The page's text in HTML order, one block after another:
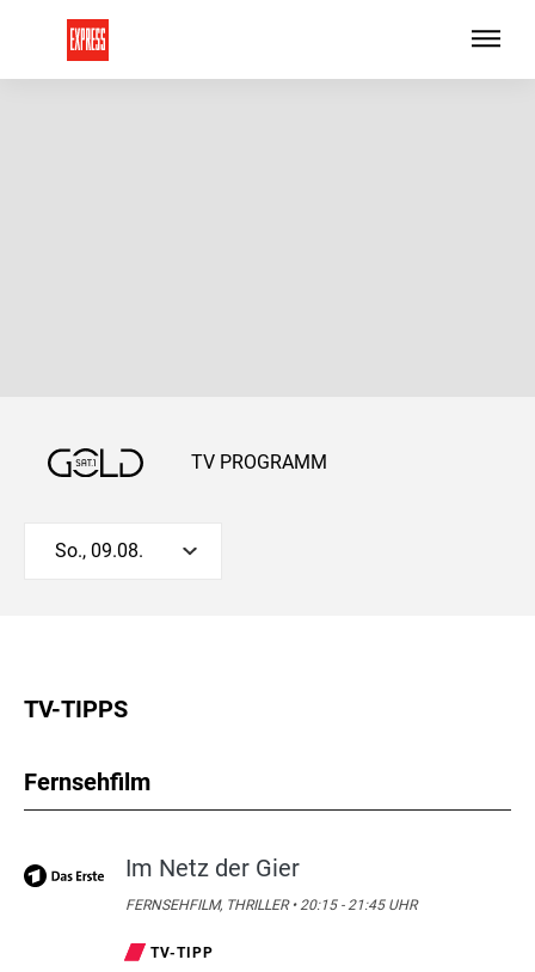
TV PROGRAMM
So., 09.08.
TV-TIPPS
Fernsehfilm
Im Netz der Gier
FERNSEHFILM, THRILLER • 20:15 - 21:45 UHR
TV-TIPP